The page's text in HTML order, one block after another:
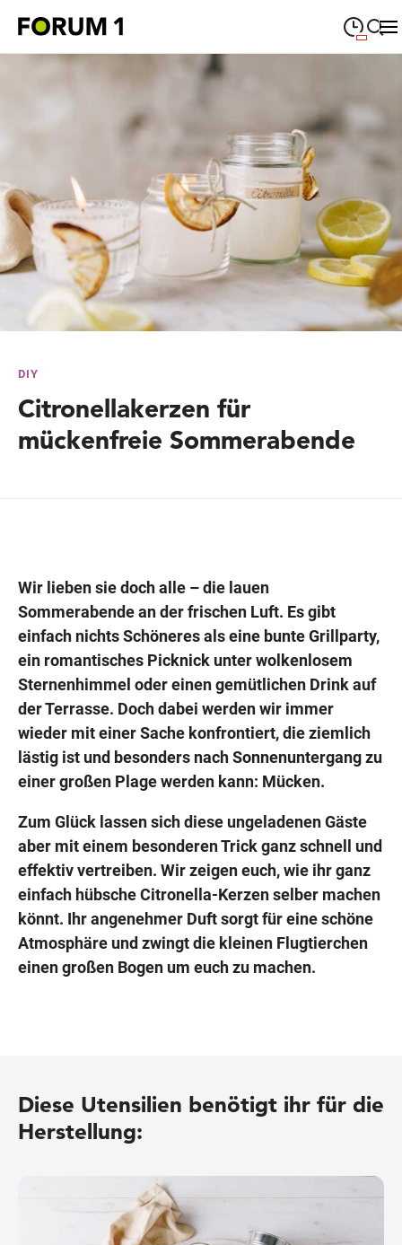
09:00
Mittwoch
09:00 19:00
Donnerstag
DONNERSTAG 09:00—19:00
Freitag
FREITAG 09:00—19:00
Samstag
SAMSTAG 18:00
DIY
Citronellakerzen für
mückenfreie Sommerabende
Wir lieben sie doch alle – die lauen
Sommerabende an der frischen Luft. Es gibt
einfach nichts Schöneres als eine bunte Grillparty,
ein romantisches Picknick unter wolkenlosem
Sternenhimmel oder einen gemütlichen Drink auf
der Terrasse. Doch dabei werden wir immer
wieder mit einer Sache konfrontiert, die ziemlich
lästig ist und besonders nach Sonnenuntergang zu
einer großen Plage werden kann: Mücken.
Zum Glück lassen sich diese ungeladenen Gäste
aber mit einem besonderen Trick ganz schnell und
effektiv vertreiben. Wir zeigen euch, wie ihr ganz
einfach hübsche Citronella-Kerzen selber machen
könnt. Ihr angenehmer Duft sorgt für eine schöne
Atmosphäre und zwingt die kleinen Flugtierchen
einen großen Bogen um euch zu machen.
Diese Utensilien benötigt ihr für die
Herstellung: